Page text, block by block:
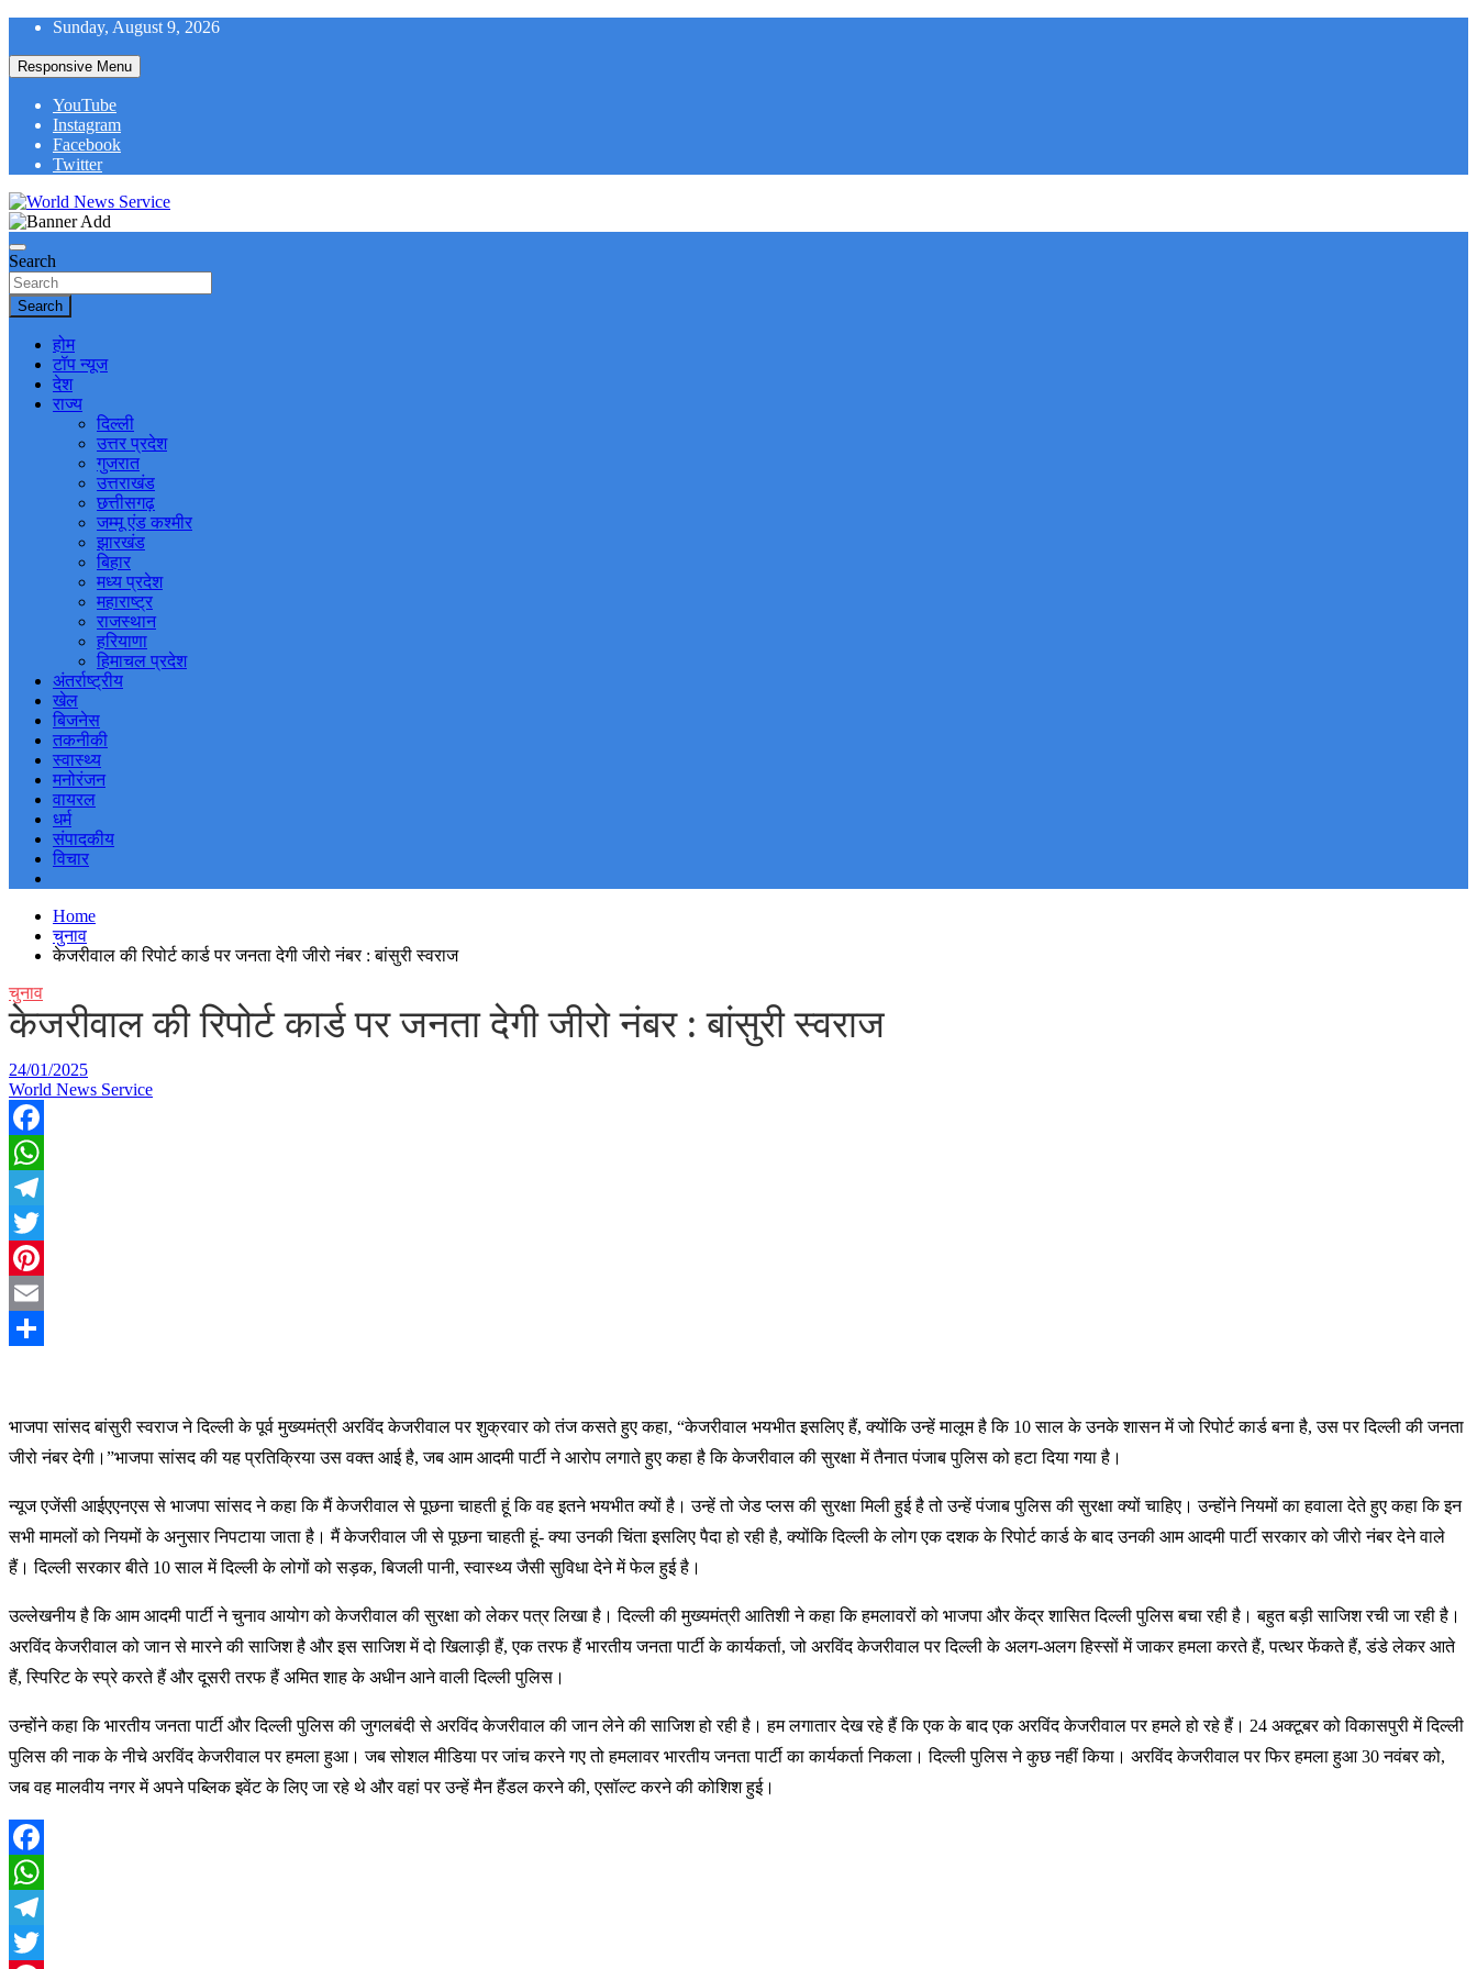
Skip
content
Sunday, August 9, 2026
Responsive Menu
YouTube
Instagram
Facebook
Twitter
World News Service
Search
Search
होम
टॉप न्यूज
देश
राज्य
दिल्ली
उत्तर प्रदेश
गुजरात
उत्तराखंड
छत्तीसगढ़
जम्मू एंड कश्मीर
झारखंड
बिहार
मध्य प्रदेश
महाराष्ट्र
राजस्थान
हरियाणा
हिमाचल प्रदेश
अंतर्राष्ट्रीय
खेल
बिजनेस
तकनीकी
स्वास्थ्य
मनोरंजन
वायरल
धर्म
संपादकीय
विचार
Home
चुनाव
केजरीवाल की रिपोर्ट कार्ड पर जनता देगी जीरो नंबर : बांसुरी स्वराज
चुनाव
केजरीवाल की रिपोर्ट कार्ड पर जनता देगी जीरो नंबर : बांसुरी स्वराज
24/01/2025
World News Service
Facebook
WhatsApp
Telegram
Twitter
Pinterest
Email
भाजपा सांसद बांसुरी स्वराज ने दिल्ली के पूर्व मुख्यमंत्री अरविंद केजरीवाल पर शुक्रवार को तंज कसते हुए कहा, “केजरीवाल भयभीत इसलिए हैं, क्योंकि उन्हें मालूम है कि 10 साल के उनके शासन में जो रिपोर्ट कार्ड बना है, उस पर दिल्ली की जनता
जीरो नंबर देगी।”भाजपा सांसद की यह प्रतिक्रिया उस वक्त आई है, जब आम आदमी पार्टी ने आरोप लगाते हुए कहा है कि केजरीवाल की सुरक्षा में तैनात पंजाब पुलिस को हटा दिया गया है।
न्यूज एजेंसी आईएएनएस से भाजपा सांसद ने कहा कि मैं केजरीवाल से पूछना चाहती हूं कि वह इतने भयभीत क्यों है। उन्हें तो जेड प्लस की सुरक्षा मिली हुई है तो उन्हें पंजाब पुलिस की सुरक्षा क्यों चाहिए। उन्होंने नियमों का हवाला देते हुए कहा कि इन
सभी मामलों को नियमों के अनुसार निपटाया जाता है। मैं केजरीवाल जी से पूछना चाहती हूं- क्या उनकी चिंता इसलिए पैदा हो रही है, क्योंकि दिल्ली के लोग एक दशक के रिपोर्ट कार्ड के बाद उनकी आम आदमी पार्टी सरकार को जीरो नंबर देने वाले
हैं। दिल्ली सरकार बीते 10 साल में दिल्ली के लोगों को सड़क, बिजली पानी, स्वास्थ्य जैसी सुविधा देने में फेल हुई है।
उल्लेखनीय है कि आम आदमी पार्टी ने चुनाव आयोग को केजरीवाल की सुरक्षा को लेकर पत्र लिखा है। दिल्ली की मुख्यमंत्री आतिशी ने कहा कि हमलावरों को भाजपा और केंद्र शासित दिल्ली पुलिस बचा रही है। बहुत बड़ी साजिश रची जा रही है।
अरविंद केजरीवाल को जान से मारने की साजिश है और इस साजिश में दो खिलाड़ी हैं, एक तरफ हैं भारतीय जनता पार्टी के कार्यकर्ता, जो अरविंद केजरीवाल पर दिल्ली के अलग-अलग हिस्सों में जाकर हमला करते हैं, पत्थर फेंकते हैं, डंडे लेकर आते
हैं, स्पिरिट के स्प्रे करते हैं और दूसरी तरफ हैं अमित शाह के अधीन आने वाली दिल्ली पुलिस।
उन्होंने कहा कि भारतीय जनता पार्टी और दिल्ली पुलिस की जुगलबंदी से अरविंद केजरीवाल की जान लेने की साजिश हो रही है। हम लगातार देख रहे हैं कि एक के बाद एक अरविंद केजरीवाल पर हमले हो रहे हैं। 24 अक्टूबर को विकासपुरी में दिल्ली
पुलिस की नाक के नीचे अरविंद केजरीवाल पर हमला हुआ। जब सोशल मीडिया पर जांच करने गए तो हमलावर भारतीय जनता पार्टी का कार्यकर्ता निकला। दिल्ली पुलिस ने कुछ नहीं किया। अरविंद केजरीवाल पर फिर हमला हुआ 30 नवंबर को,
जब वह मालवीय नगर में अपने पब्लिक इवेंट के लिए जा रहे थे और वहां पर उन्हें मैन हैंडल करने की, एसॉल्ट करने की कोशिश हुई।
Facebook
WhatsApp
Telegram